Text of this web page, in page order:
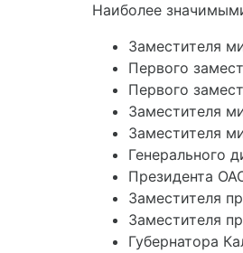
Наиболее
Заместителя
Первого
Первого
Заместителя
Заместителя
Генерального
Президента
Заместителя
Заместителя
Губернатора